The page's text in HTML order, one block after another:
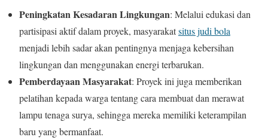
Peningkatan Kesadaran Lingkungan: Melalui edukasi dan
partisipasi aktif dalam proyek, masyarakatsitus judi bola
menjadi lebih sadar akan pentingnya menjaga kebersihan
lingkungan dan menggunakan energi terbarukan.
Pemberdayaan Masyarakat: Proyek ini juga memberikan
pelatihan kepada warga tentang cara membuat dan merawat
lampu tenaga surya, sehingga mereka memiliki keterampilan
baru yang bermanfaat.